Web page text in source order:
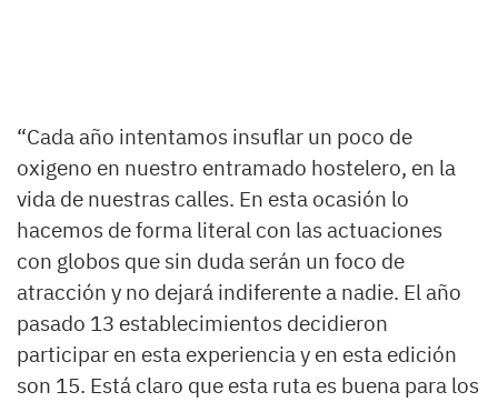
“Cada año intentamos insuflar un poco de
oxigeno en nuestro entramado hostelero, en la
vida de nuestras calles. En esta ocasión lo
hacemos de forma literal con las actuaciones
con globos que sin duda serán un foco de
atracción y no dejará indiferente a nadie. El año
pasado 13 establecimientos decidieron
participar en esta experiencia y en esta edición
son 15. Está claro que esta ruta es buena para los